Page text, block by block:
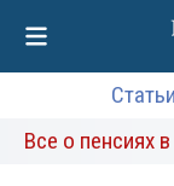
Статьи
Все о пенсиях